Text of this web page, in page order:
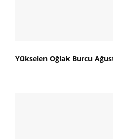
Yükselen Oğlak Burcu